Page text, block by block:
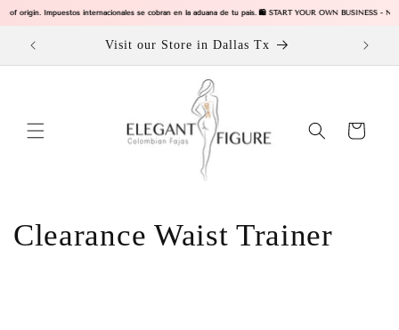
origin. Impuestos internacionales se cobran en la aduana de tu pais. 🛍️ START YOUR OWN BUSINESS - Now
directamente
Visit our Store in Dallas Tx
Carrito
C
Clearance Waist Trainer